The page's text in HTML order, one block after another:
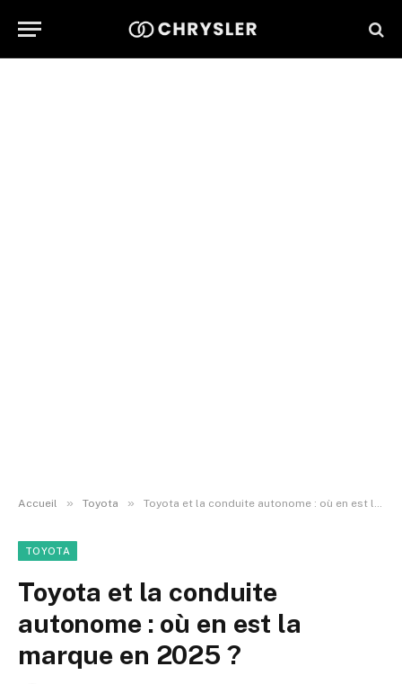
Accueil » Toyota » Toyota et la conduite autonome : où en est la marque en 2025 ?
TOYOTA
Toyota et la conduite
autonome : où en est la
marque en 2025 ?